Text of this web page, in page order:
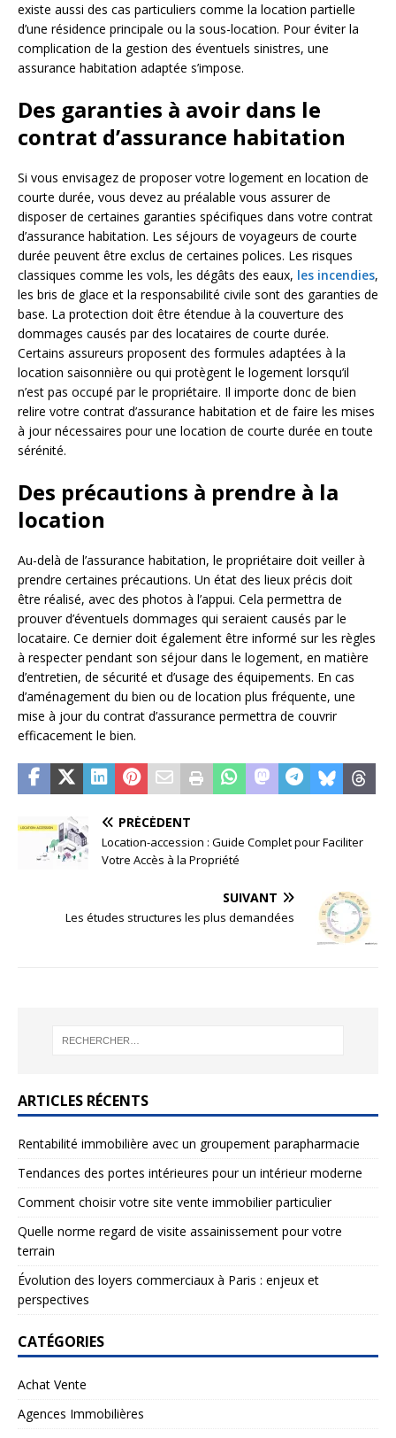
existe aussi des cas particuliers comme la location partielle
d’une résidence principale ou la sous-location. Pour éviter la
complication de la gestion des éventuels sinistres, une
assurance habitation adaptée s’impose.
Des garanties à avoir dans le
contrat d’assurance habitation
Si vous envisagez de proposer votre logement en location de
courte durée, vous devez au préalable vous assurer de
disposer de certaines garanties spécifiques dans votre contrat
d’assurance habitation. Les séjours de voyageurs de courte
durée peuvent être exclus de certaines polices. Les risques
classiques comme les vols, les dégâts des eaux, les incendies,
les bris de glace et la responsabilité civile sont des garanties de
base. La protection doit être étendue à la couverture des
dommages causés par des locataires de courte durée.
Certains assureurs proposent des formules adaptées à la
location saisonnière ou qui protègent le logement lorsqu’il
n’est pas occupé par le propriétaire. Il importe donc de bien
relire votre contrat d’assurance habitation et de faire les mises
à jour nécessaires pour une location de courte durée en toute
sérénité.
Des précautions à prendre à la
location
Au-delà de l’assurance habitation, le propriétaire doit veiller à
prendre certaines précautions. Un état des lieux précis doit
être réalisé, avec des photos à l’appui. Cela permettra de
prouver d’éventuels dommages qui seraient causés par le
locataire. Ce dernier doit également être informé sur les règles
à respecter pendant son séjour dans le logement, en matière
d’entretien, de sécurité et d’usage des équipements. En cas
d’aménagement du bien ou de location plus fréquente, une
mise à jour du contrat d’assurance permettra de couvrir
efficacement le bien.
PRÉCÉDENT
Location-accession : Guide Complet pour Faciliter
Votre Accès à la Propriété
SUIVANT
Les études structures les plus demandées
ARTICLES RÉCENTS
Rentabilité immobilière avec un groupement parapharmacie
Tendances des portes intérieures pour un intérieur moderne
Comment choisir votre site vente immobilier particulier
Quelle norme regard de visite assainissement pour votre
terrain
Évolution des loyers commerciaux à Paris : enjeux et
perspectives
CATÉGORIES
Achat Vente
Agences Immobilières